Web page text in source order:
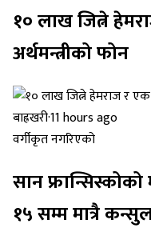
१० लाख जित्ने
अर्थमन्त्रीको फोन
बाह्रखरी·11 hours ago
वर्गीकृत नगरिएको
सान
१५ सम्म मात्रै